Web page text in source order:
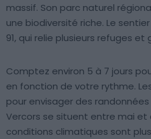
massif. Son parc naturel
une biodiversité riche. Le
91, qui relie plusieurs refuges et
Comptez environ 5 à 7 jours
en fonction de votre rythme.
pour envisager des
Vercors se situent entre mai et
conditions climatiques sont